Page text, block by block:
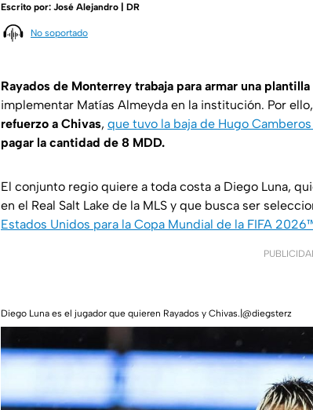
Escrito por: José Alejandro | DR
No soportado
Rayados de Monterrey trabaja para armar una plantilla
implementar Matías Almeyda en la institución. Por
refuerzo a Chivas, que tuvo la baja de Hugo
pagar la cantidad de 8 MDD.
El conjunto regio quiere a toda costa a Diego Luna,
en el Real Salt Lake de la MLS y que busca ser
Estados Unidos para la Copa Mundial de la FIFA
Diego Luna es el jugador que quieren Rayados y Chivas.|@diegsterz